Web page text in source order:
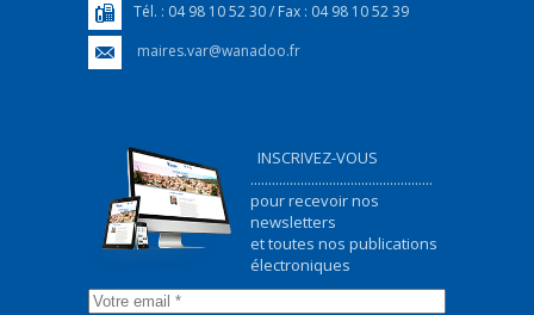
Tél. : 04 98 10 52 30 / Fax : 04 98 10 52 39
maires.var@wanadoo.fr
INSCRIVEZ-VOUS
...................................................
pour recevoir nos
newsletters
et toutes nos publications
électroniques